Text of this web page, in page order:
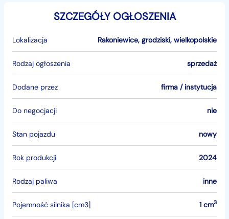
SZCZEGÓŁY OGŁOSZENIA
Lokalizacja Rakoniewice, grodziski, wielkopolskie
Rodzaj ogłoszenia sprzedaż
Dodane przez firma / instytucja
Do negocjacji nie
Stan pojazdu nowy
Rok produkcji 2024
Rodzaj paliwa inne
Pojemność silnika [cm3] 1 cm3